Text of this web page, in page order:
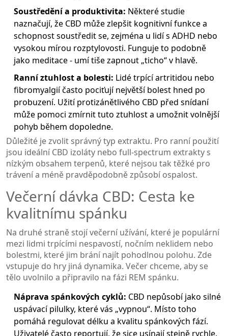
Soustředění a produktivita: Některé studie
naznačují, že CBD může zlepšit kognitivní funkce a
schopnost soustředit se, zejména u lidí s ADHD nebo
vysokou mírou rozptylovosti. Funguje to podobně
jako meditace - umí tiše zapnout „ticho“ v hlavě.
Ranní ztuhlost a bolesti: Lidé trpící artritidou nebo
fibromyalgií často pociťují největší bolest hned po
probuzení. Užití protizánětlivého CBD před snídaní
může pomoci zmírnit tuto ztuhlost a umožnit volnější
pohyb během dopoledne.
Důležité je zvolit správný typ extraktu. Pro ranní použití
jsou ideální CBD izoláty nebo full-spectrum extrakty s
nízkým obsahem terpenů, které nejsou tak těžké pro
trávení a méně pravděpodobně způsobí ospalost.
Večerní dávka CBD: Cesta ke
kvalitnímu spánku
Na druhé straně stojí večerní užívání, které je populární
mezi lidmi trpícími nespavostí, nočním neklidem nebo
bolestmi, které jim brání najít pohodlnou polohu. Zde
vstupuje do hry jiná dynamika. Večer chceme, aby se
tělo uvolnilo a připravilo na fázi REM spánku.
Náprava spánkových cyklů: CBD nepůsobí jako silné
uspávací pilulky, které vás „vypnou“. Místo toho
pomáhá regulovat délku a kvalitu spánkových fází.
Uživatelé často reportují, že sice usínají stejně rychle,